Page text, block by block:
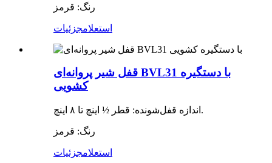
رنگ: قرمز
استعلامجزئیات
قفل شیر پروانه‌ای BVL31 با دستگیره
کشویی
اندازه قفل‌شونده: قطر ½ اینچ تا ۸ اینچ.
رنگ: قرمز
استعلامجزئیات